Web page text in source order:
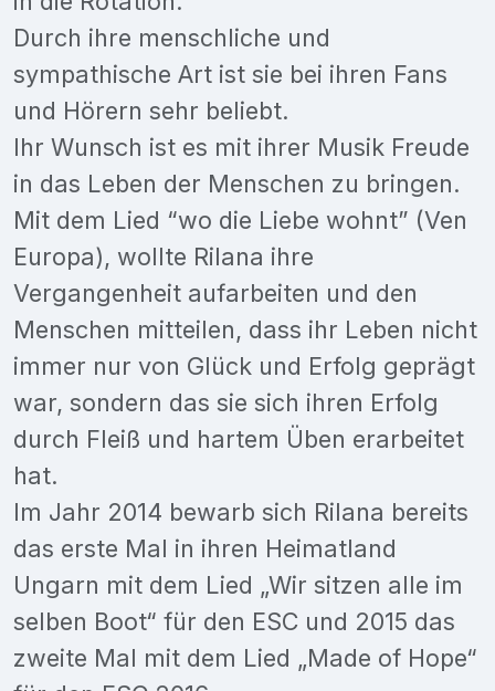
Durch ihre menschliche und
sympathische Art ist sie bei ihren Fans
und Hörern sehr beliebt.
Ihr Wunsch ist es mit ihrer Musik Freude
in das Leben der Menschen zu bringen.
Mit dem Lied “wo die Liebe wohnt” (Ven
Europa), wollte Rilana ihre
Vergangenheit aufarbeiten und den
Menschen mitteilen, dass ihr Leben nicht
immer nur von Glück und Erfolg geprägt
war, sondern das sie sich ihren Erfolg
durch Fleiß und hartem Üben erarbeitet
hat.
Im Jahr 2014 bewarb sich Rilana bereits
das erste Mal in ihren Heimatland
Ungarn mit dem Lied „Wir sitzen alle im
selben Boot“ für den ESC und 2015 das
zweite Mal mit dem Lied „Made of Hope“